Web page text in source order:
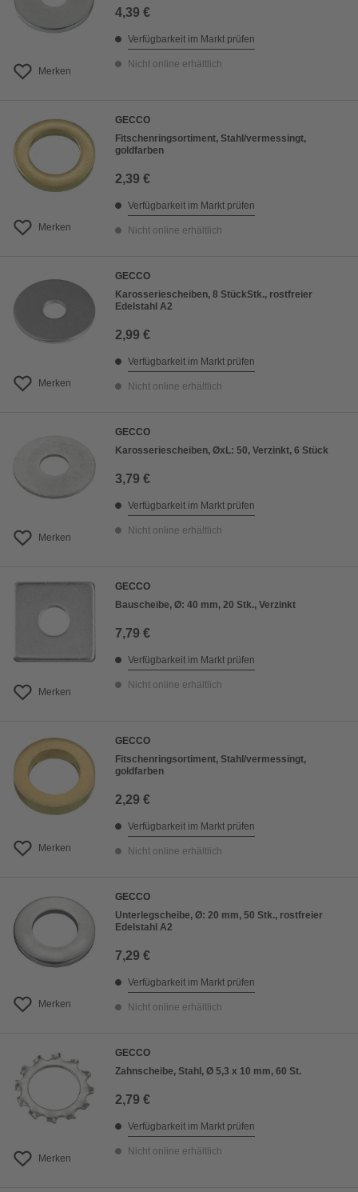
Merken
4,39 €
Verfügbarkeit im Markt prüfen
Nicht online erhältlich
Merken
GECCO
Fitschenringsortiment, Stahl/vermessingt,
goldfarben
2,39 €
Verfügbarkeit im Markt prüfen
Nicht online erhältlich
Merken
GECCO
Karosseriescheiben, 8 StückStk., rostfreier
Edelstahl A2
2,99 €
Verfügbarkeit im Markt prüfen
Nicht online erhältlich
Merken
GECCO
Karosseriescheiben, ØxL: 50, Verzinkt, 6 Stück
3,79 €
Verfügbarkeit im Markt prüfen
Nicht online erhältlich
Merken
GECCO
Bauscheibe, Ø: 40 mm, 20 Stk., Verzinkt
7,79 €
Verfügbarkeit im Markt prüfen
Nicht online erhältlich
Merken
GECCO
Fitschenringsortiment, Stahl/vermessingt,
goldfarben
2,29 €
Verfügbarkeit im Markt prüfen
Nicht online erhältlich
Merken
GECCO
Unterlegscheibe, Ø: 20 mm, 50 Stk., rostfreier
Edelstahl A2
7,29 €
Verfügbarkeit im Markt prüfen
Nicht online erhältlich
Merken
GECCO
Zahnscheibe, Stahl, Ø 5,3 x 10 mm, 60 St.
2,79 €
Verfügbarkeit im Markt prüfen
Nicht online erhältlich